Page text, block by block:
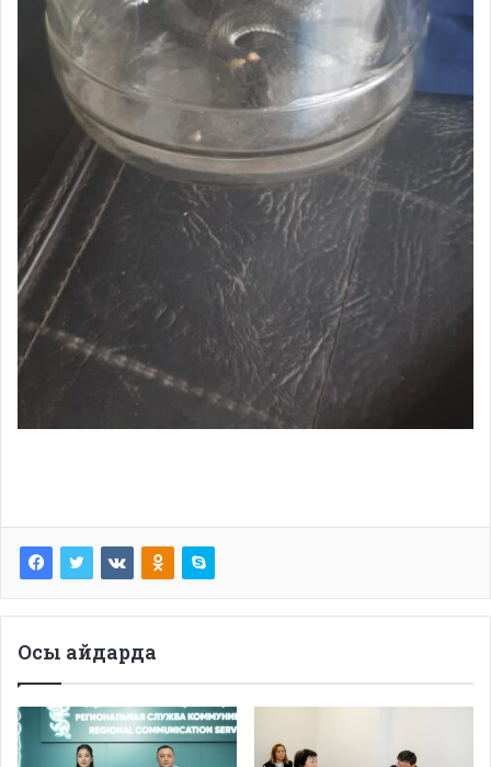
Осы айдарда